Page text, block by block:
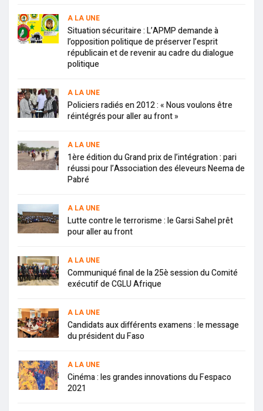
A LA UNE
Situation sécuritaire : L’APMP demande à
l’opposition politique de préserver l’esprit
républicain et de revenir au cadre du dialogue
politique
A LA UNE
Policiers radiés en 2012 : « Nous voulons être
réintégrés pour aller au front »
A LA UNE
1ère édition du Grand prix de l’intégration : pari
réussi pour l’Association des éleveurs Neema de
Pabré
A LA UNE
Lutte contre le terrorisme : le Garsi Sahel prêt
pour aller au front
A LA UNE
Communiqué final de la 25è session du Comité
exécutif de CGLU Afrique
A LA UNE
Candidats aux différents examens : le message
du président du Faso
A LA UNE
Cinéma : les grandes innovations du Fespaco
2021